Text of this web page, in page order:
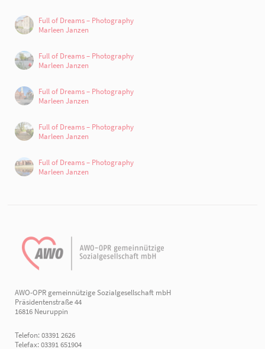
Full of Dreams – Photography
Marleen Janzen
Full of Dreams – Photography
Marleen Janzen
Full of Dreams – Photography
Marleen Janzen
Full of Dreams – Photography
Marleen Janzen
Full of Dreams – Photography
Marleen Janzen
AWO-OPR gemeinnützige Sozialgesellschaft mbH
Präsidentenstraße 44
16816 Neuruppin
Telefon: 03391 2626
Telefax: 03391 651904